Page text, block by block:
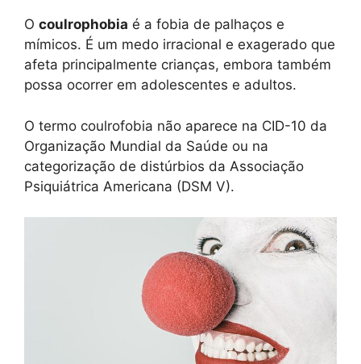
O coulrophobia é a fobia de palhaços e
mímicos. É um medo irracional e exagerado que
afeta principalmente crianças, embora também
possa ocorrer em adolescentes e adultos.
O termo coulrofobia não aparece na CID-10 da
Organização Mundial da Saúde ou na
categorização de distúrbios da Associação
Psiquiátrica Americana (DSM V).